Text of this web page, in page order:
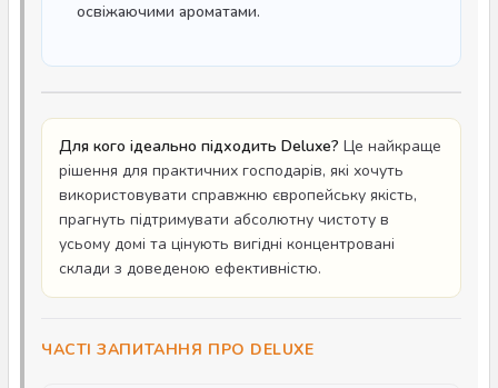
освіжаючими ароматами.
Для кого ідеально підходить Deluxe? Це найкраще
рішення для практичних господарів, які хочуть
використовувати справжню європейську якість,
прагнуть підтримувати абсолютну чистоту в
усьому домі та цінують вигідні концентровані
склади з доведеною ефективністю.
ЧАСТІ ЗАПИТАННЯ ПРО DELUXE